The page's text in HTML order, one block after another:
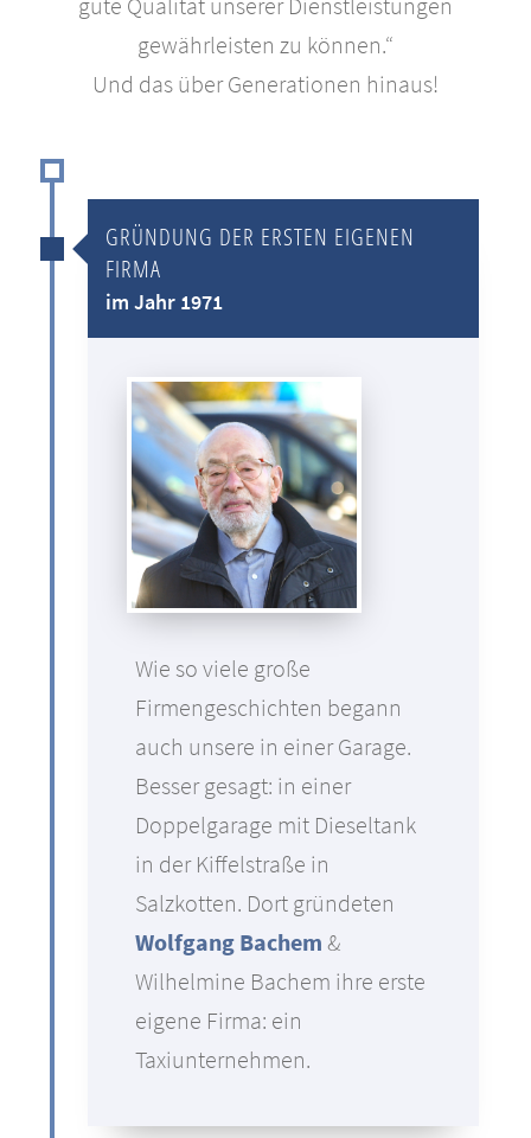
gewährleisten zu können.“
Und das über Generationen hinaus!
GRÜNDUNG DER ERSTEN EIGENEN
FIRMA
im Jahr 1971
Wie so viele große
Firmengeschichten begann
auch unsere in einer Garage.
Besser gesagt: in einer
Doppelgarage mit Dieseltank
in der Kiffelstraße in
Salzkotten. Dort gründeten
Wolfgang Bachem &
Wilhelmine Bachem ihre erste
eigene Firma: ein
Taxiunternehmen.